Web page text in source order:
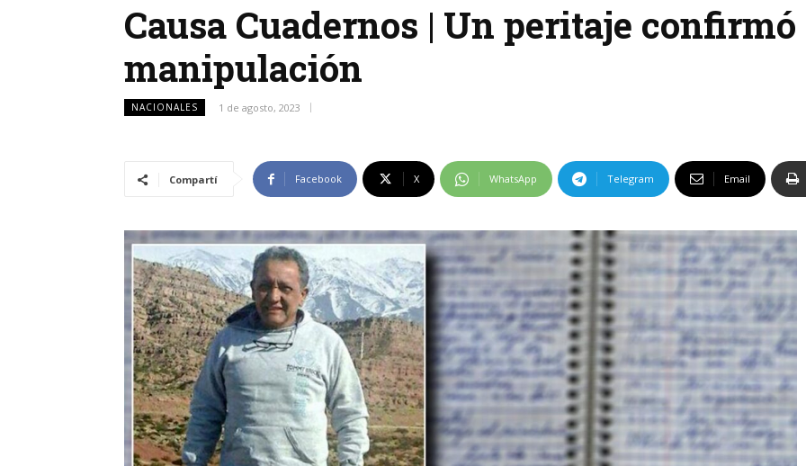
Causa Cuadernos | Un peritaje
manipulación
NACIONALES 1 de agosto, 2023
Compartí Facebook X WhatsApp Telegram Email